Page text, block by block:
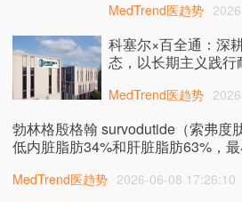
MedTrend医趋势
科塞尔×百全通：深
态，以长期主义践行
MedTrend医趋势
勃林格殷格翰 survodutide（索弗度
低内脏脂肪34%和肝脏脂肪63%，
MedTrend医趋势 2026-06-08 17:26:10